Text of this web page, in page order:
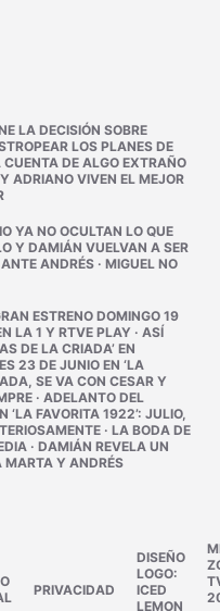
LA DECISIÓN SOBRE
LOS PLANES DE
CUENTA DE ALGO EXTRAÑO
ADRIANO VIVEN EL MEJOR
YA NO OCULTAN LO QUE
Y DAMIÁN VUELVAN A SER
ANDRÉS· MIGUEL NO
ESTRENO DOMINGO 19
LA 1 Y RTVE PLAY · ASÍ
DE LA CRIADA’ EN
23 DE JUNIO EN ‘LA
SE VA CON CESAR Y
· ADELANTO DEL
‘LA FAVORITA 1922’: JULIO,
· LA BODA DE
· DAMIÁN REVELA UN
MARTA Y ANDRÉS
PRIVACIDAD
DISEÑO
LOGO:
ICED
LEMON